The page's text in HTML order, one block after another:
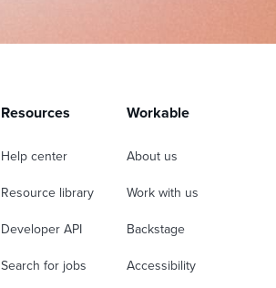
Resources
Help center
Resource library
Developer API
Search for jobs
Workable
About us
Work with us
Backstage
Accessibility